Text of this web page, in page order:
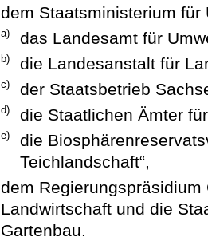
dem Staatsministerium
a) das Landesamt für
b) die Landesanstalt für
c) der Staatsbetrieb
d) die Staatlichen Ämter
e)
die
Teichlandschaft“,
dem
Landwirtschaft und die
Gartenbau.